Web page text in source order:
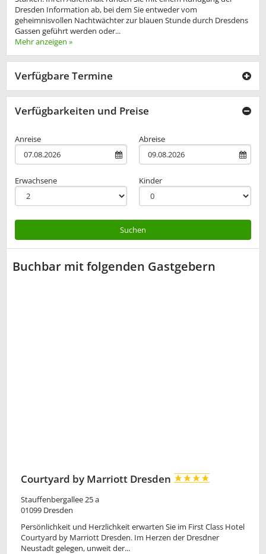
Dresden Information ab, bei dem Sie entweder vom
geheimnisvollen Nachtwächter zur blauen Stunde durch Dresdens
Gassen geführt werden oder...
Mehr anzeigen »
Verfügbare Termine
Verfügbarkeiten und Preise
Anreise Abreise
Erwachsene Kinder
Suchen
Buchbar mit folgenden Gastgebern
Courtyard by Marriott Dresden
Stauffenbergallee 25 a
01099 Dresden
Persönlichkeit und Herzlichkeit erwarten Sie im First Class Hotel
Courtyard by Marriott Dresden. Im Herzen der Dresdner
Neustadt gelegen, unweit der...